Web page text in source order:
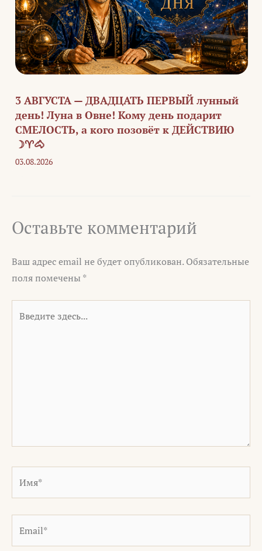
3 АВГУСТА — ДВАДЦАТЬ ПЕРВЫЙ лунный
день! Луна в Овне! Кому день подарит
СМЕЛОСТЬ, а кого позовёт к ДЕЙСТВИЮ
☽♈🐴
03.08.2026
Оставьте комментарий
Ваш адрес email не будет опубликован. Обязательные
поля помечены *
здесь...